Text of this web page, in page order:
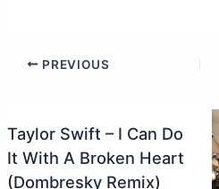
PREVIOUS
Taylor Swift – I Can Do
It With A Broken Heart
(Dombresky Remix)